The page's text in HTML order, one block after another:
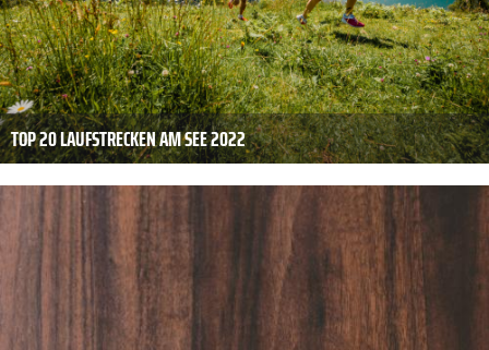
TOP 20 LAUFSTRECKEN AM SEE 2022